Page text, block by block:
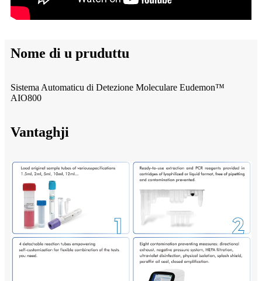
Nome di u pruduttu
Sistema Automaticu di Detezione Moleculare Eudemon™
AIO800
Vantaghji